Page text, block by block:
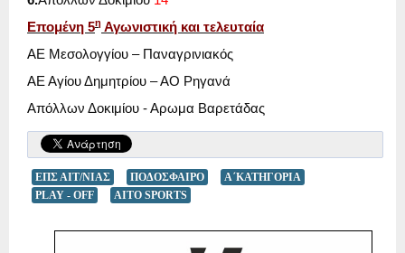
Επομένη 5η Αγωνιστική και τελευταία
ΑΕ Μεσολογγίου – Παναγρινιακός
ΑΕ Αγίου Δημητρίου – ΑΟ Ρηγανά
Απόλλων Δοκιμίου - Αρωμα Βαρετάδας
ΕΠΣ ΑΙΤ/ΝΙΑΣ ΠΟΔΟΣΦΑΙΡΟ
Α΄ΚΑΤΗΓΟΡΙΑ
PLAY - OFF
AITO SPORTS